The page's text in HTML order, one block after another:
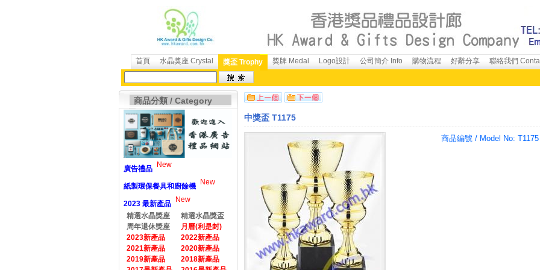
首頁 水晶獎座 Crystal 獎盃 Trophy 獎牌 Medal Logo設計 公司簡介 Info 購物流程 好辭分享 聯絡我們
商品分類 / Category
廣告禮品 New
紙製環保餐具和廚餘機 New
2023 最新產品
New
精選水晶獎座
精選水晶獎盃
周年退休獎座
月曆(利是封)
2023新產品
2022新產品
2021新產品
2020新產品
2019新產品
2018新產品
中獎盃 T1175
商品編號 / Model No: T1175